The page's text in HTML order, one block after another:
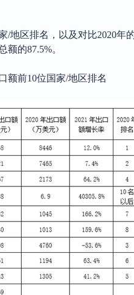
/地区排名，以及对比2020年
的87.5%。
额前10位国家/地区排名